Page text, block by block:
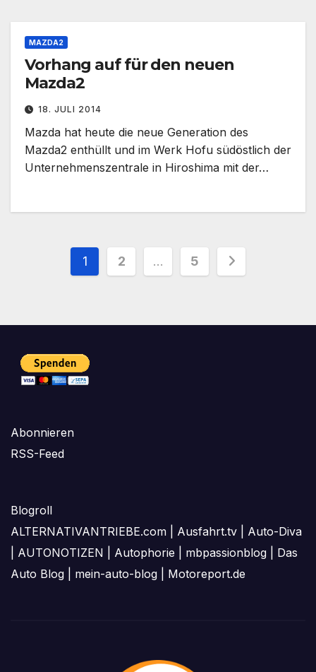
MAZDA2
Vorhang auf für den neuen
Mazda2
18. JULI 2014
Mazda hat heute die neue Generation des
Mazda2 enthüllt und im Werk Hofu südöstlich der
Unternehmenszentrale in Hiroshima mit der…
Seitennummerierung
Beiträge
1 2 … 5
Abonnieren
RSS-Feed
Blogroll
ALTERNATIVANTRIEBE.com
Ausfahrt.tv
Auto-Diva
AUTONOTIZEN Autophorie mbpassionblog
Das
Auto Blog
mein-auto-blog Motoreport.de